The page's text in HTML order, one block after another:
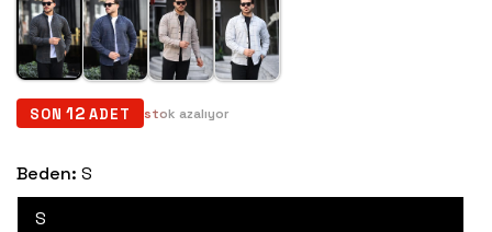
SON12 ADET
Beden: S
S